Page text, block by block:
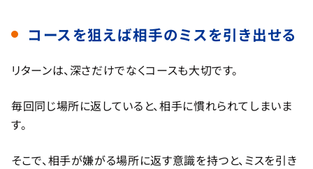
コースを狙えば相手のミスを引き出せる
リターンは、深さだけでなくコースも大切です。
毎回同じ場所に返していると、相手に慣れられてしまいま
す。
そこで、相手が嫌がる場所に返す意識を持つと、ミスを引き